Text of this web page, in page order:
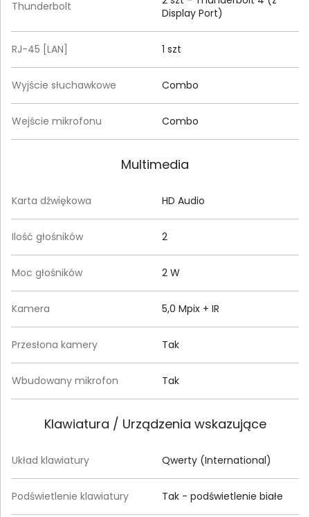
Thunderbolt
Display Port)
RJ-45 [LAN] 1 szt
Wyjście słuchawkowe Combo
Wejście mikrofonu Combo
Multimedia
Karta dźwiękowa HD Audio
Ilość głośników 2
Moc głośników 2 W
Kamera 5,0 Mpix + IR
Przesłona kamery Tak
Wbudowany mikrofon Tak
Klawiatura / Urządzenia wskazujące
Układ klawiatury Qwerty (International)
Podświetlenie klawiatury Tak - podświetlenie białe